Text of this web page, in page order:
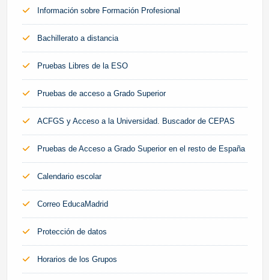
Información sobre Formación Profesional
Bachillerato a distancia
Pruebas Libres de la ESO
Pruebas de acceso a Grado Superior
ACFGS y Acceso a la Universidad. Buscador de CEPAS
Pruebas de Acceso a Grado Superior en el resto de España
Calendario escolar
Correo EducaMadrid
Protección de datos
Horarios de los Grupos